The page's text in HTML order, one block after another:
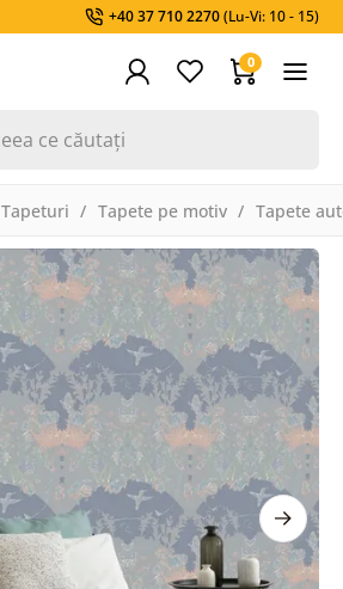
+40 37 710 2270(Lu-Vi: 10 - 15)
0
Tapeturi Tapete pe motiv Tapete